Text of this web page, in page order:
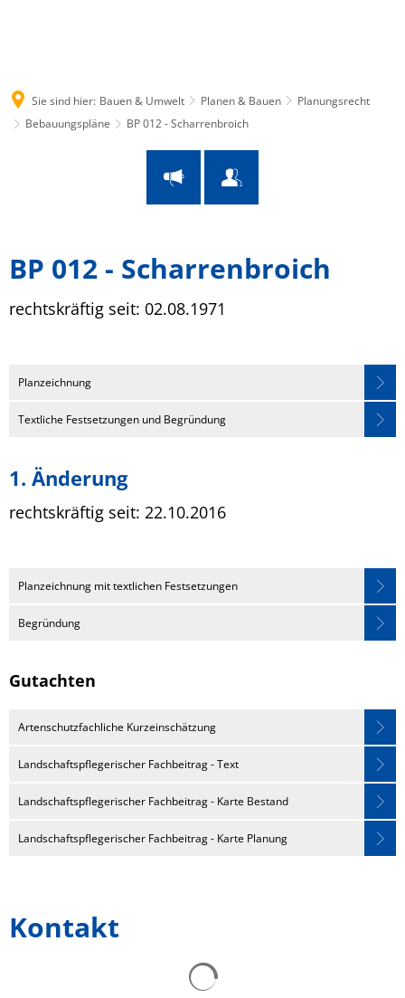
Sie sind hier: Bauen & Umwelt Planen & Bauen
Planungsrecht
Bebauungspläne
BP 012 - Scharrenbroich
BP
012
Scharrenbroich
BP 012 - Scharrenbroich
rechtskräftig seit: 02.08.1971
Planzeichnung
Textliche Festsetzungen und Begründung
1. Änderung
rechtskräftig seit: 22.10.2016
Planzeichnung mit textlichen Festsetzungen
Begründung
Gutachten
Artenschutzfachliche Kurzeinschätzung
Landschaftspflegerischer Fachbeitrag - Text
Landschaftspflegerischer Fachbeitrag - Karte Bestand
Landschaftspflegerischer Fachbeitrag - Karte Planung
Kontakt